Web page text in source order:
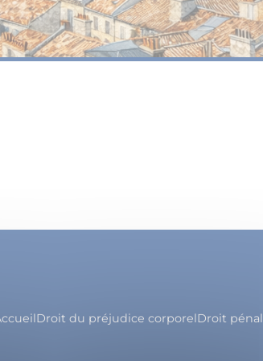
Droit du préjudice corporelDroit pénal